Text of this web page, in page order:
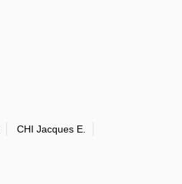
CHI Jacques E.